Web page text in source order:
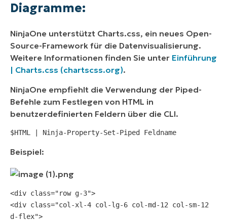
Diagramme:
NinjaOne unterstützt Charts.css, ein neues Open-
Source-Framework für die Datenvisualisierung.
Weitere Informationen finden Sie unter Einführung
| Charts.css (chartscss.org).
NinjaOne empfiehlt die Verwendung der Piped-
Befehle zum Festlegen von HTML in
benutzerdefinierten Feldern über die CLI.
$HTML | Ninja-Property-Set-Piped Feldname
Beispiel:
<div class="row g-3">
<div class="col-xl-4 col-lg-6 col-md-12 col-sm-12
d-flex">